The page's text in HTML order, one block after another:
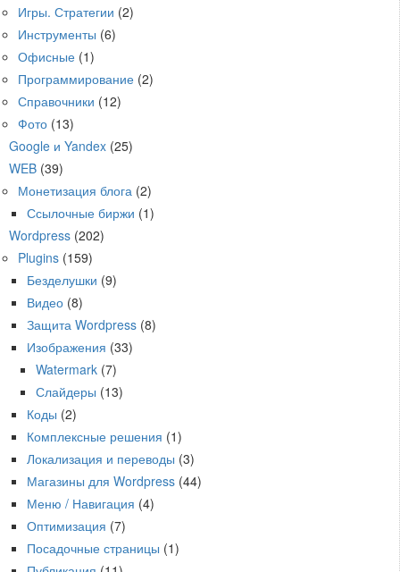
Игры. Стратегии (2)
Инструменты (6)
Офисные (1)
Программирование (2)
Справочники (12)
Фото (13)
Google и Yandex (25)
WEB (39)
Монетизация блога (2)
Ссылочные биржи (1)
Wordpress (202)
Plugins (159)
Безделушки (9)
Видео (8)
Защита Wordpress (8)
Изображения (33)
Watermark (7)
Слайдеры (13)
Коды (2)
Комплексные решения (1)
Локализация и переводы (3)
Магазины для Wordpress (44)
Меню / Навигация (4)
Оптимизация (7)
Посадочные страницы (1)